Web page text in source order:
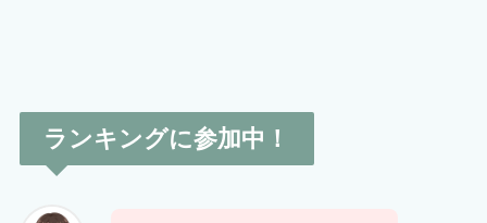
ランキングに参加中！